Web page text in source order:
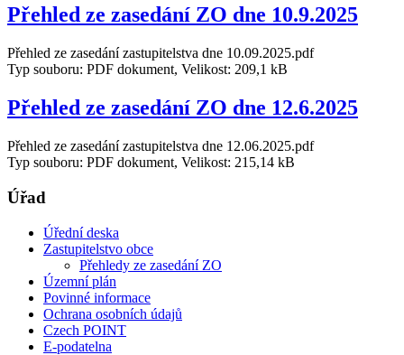
Přehled ze zasedání ZO dne 10.9.2025
Přehled ze zasedání zastupitelstva dne 10.09.2025.pdf
Typ souboru: PDF dokument, Velikost: 209,1 kB
Přehled ze zasedání ZO dne 12.6.2025
Přehled ze zasedání zastupitelstva dne 12.06.2025.pdf
Typ souboru: PDF dokument, Velikost: 215,14 kB
Úřad
Úřední deska
Zastupitelstvo obce
Přehledy ze zasedání ZO
Územní plán
Povinné informace
Ochrana osobních údajů
Czech POINT
E-podatelna